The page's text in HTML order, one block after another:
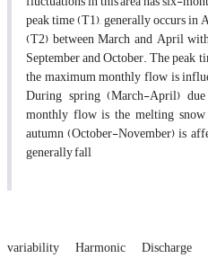
peak time (T1), generally occurs in
(T2) between March and April
September and October. The peak
the maximum monthly flow is
During spring (March-April)
monthly flow is the melting
autumn (October-November) is
generally fall
variability Harmonic Discharge